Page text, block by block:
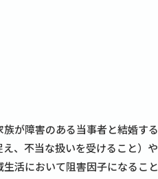
が障害のある当事者と結婚す
、不当な扱いを受けること）
活において阻害因子になるこ